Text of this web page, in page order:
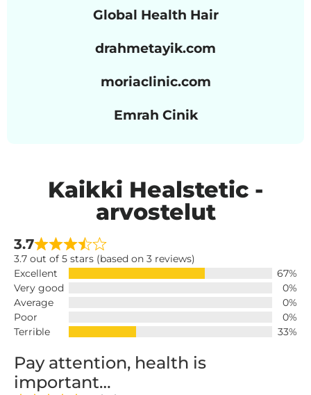
Global Health Hair
drahmetayik.com
moriaclinic.com
Emrah Cinik
Kaikki Healstetic -
arvostelut
3.7
3.7 out of 5 stars (based on 3 reviews)
Excellent
67%
Very good
0%
Average
0%
Poor
0%
Terrible
33%
Pay attention, health is
important…